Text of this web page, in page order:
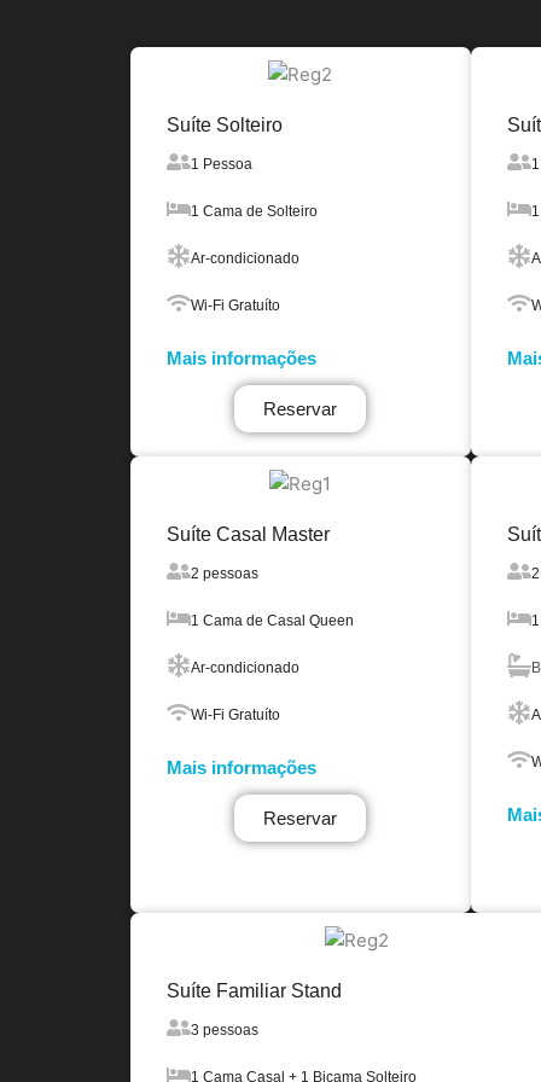
Suíte Solteiro
1 Pessoa
1 Cama de Solteiro
Ar-condicionado
Wi-Fi Gratuíto
Mais informações
Reservar
Suíte Casal Master
2 pessoas
1 Cama de Casal Queen
Ar-condicionado
Wi-Fi Gratuíto
Mais informações
Reservar
Suíte Familiar Stand
3 pessoas
1 Cama Casal + 1 Bicama Solteiro